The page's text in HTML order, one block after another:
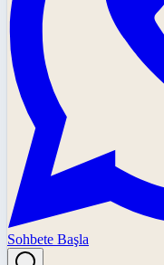
Sohbete Başla